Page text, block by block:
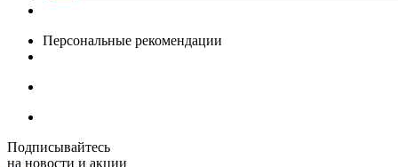
Персональные рекомендации
Подписывайтесь
на новости и акции